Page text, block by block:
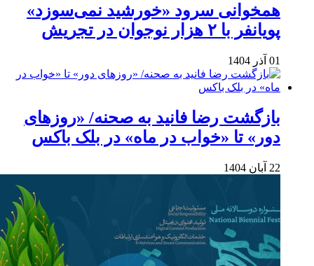
همخوانی سرود «خورشید نمی‌سوزد»
پویانفر با ۲ هزار نوجوان در تجریش
01 آذر 1404
بازگشت رضا فانید به صحنه/ «روزهای
دور» تا «خواب در ماه» در بلک باکس
22 آبان 1404